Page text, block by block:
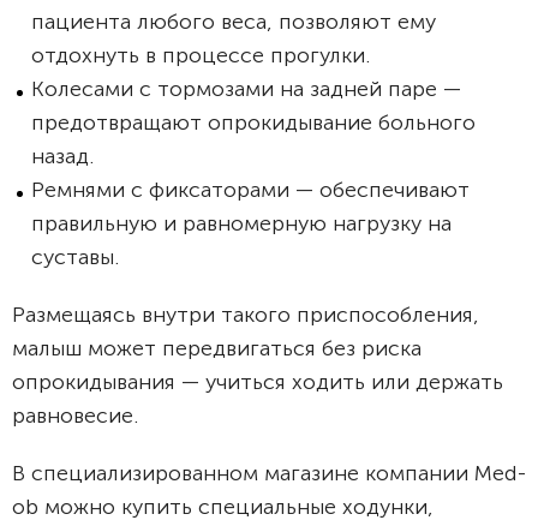
пациента любого веса, позволяют ему
отдохнуть в процессе прогулки.
Колесами с тормозами на задней паре —
предотвращают опрокидывание больного
назад.
Ремнями с фиксаторами — обеспечивают
правильную и равномерную нагрузку на
суставы.
Размещаясь внутри такого приспособления,
малыш может передвигаться без риска
опрокидывания — учиться ходить или держать
равновесие.
В специализированном магазине компании Med-
ob можно купить специальные ходунки,